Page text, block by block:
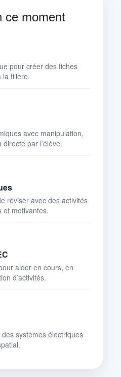
ce moment
pour créer des fiches
la filière.
avec manipulation,
par l’élève.
réviser avec des activités
et motivantes.
aider en cours, en
d’activités.
systèmes électriques